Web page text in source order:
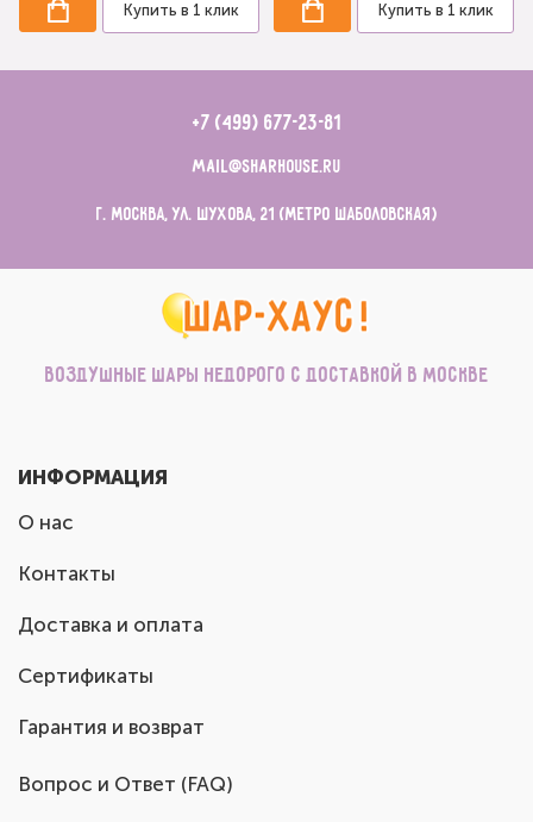
Купить в 1 клик Купить в 1 клик
+7 (499) 677-23-81
mail@sharhouse.ru
г. Москва, ул. Шухова, 21 (метро Шаболовская)
Воздушные шары недорого с доставкой в Москве
ИНФОРМАЦИЯ
О нас
Контакты
Доставка и оплата
Сертификаты
Гарантия и возврат
Вопрос и Ответ (FAQ)